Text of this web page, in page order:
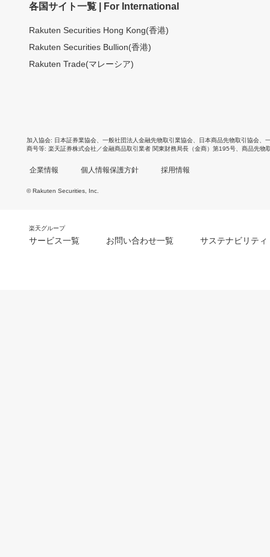
各国サイト一覧 | For International
Rakuten Securities Hong Kong(香港)
Rakuten Securities Bullion(香港)
Rakuten Trade(マレーシア)
加入協会 日本証券業協会 一般社団法人金融先物取引業協会 日本商品先物取引協会
商号等 楽天証券株式会社／金融商品取引業者 関東財務局長（金商）第195号、商品先物
企業情報 個人情報保護方針 採用情報
© Rakuten Securities, Inc.
楽天グループ
サービス一覧 お問い合わせ一覧 サステナビリティ